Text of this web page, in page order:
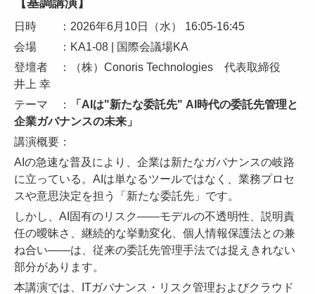
日時 ：2026年6月10日（水）
16:05-16:45
会場 ：KA1-08 | 国際会議場KA
登壇者 ：（株）Conoris Technologies 代表取締役
井上 幸
テーマ ：
「AIは"新たな委託先" AI時代の委託先管理と
企業ガバナンスの未来」
講演概要：
AIの急速な普及により、企業は新たなガバナンスの岐路
に立っている。AIは単なるツールではなく、業務プロセ
スや意思決定を担う「新たな委託先」です。
しかし、AI固有のリスク——モデルの不透明性、説明責
任の曖昧さ、継続的な挙動変化、個人情報保護法との兼
ね合い——は、従来の委託先管理手法では捉えきれない
部分があります。
本講演では、ITガバナンス・リスク管理およびクラウド